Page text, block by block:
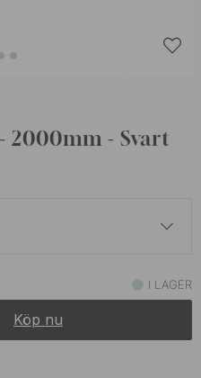
2000mm - Svart
I lager
I LAGER
Köp nu